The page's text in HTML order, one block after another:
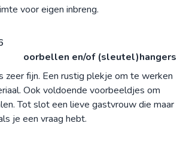
voor eigen inbreng.
oorbellen en/of (sleutel)hangers
zeer fijn. Een rustig plekje om te werken
Ook voldoende voorbeeldjes om
Tot slot een lieve gastvrouw die maar
je een vraag hebt.